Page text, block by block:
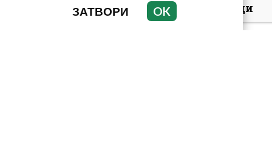
Киев: 16 000 чужденци
се сражават в
ЗАТВОРИ OK